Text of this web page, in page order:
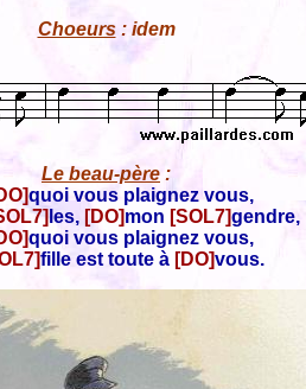
Choeurs: idem
Le beau-père :
quoi vous plaignez vous,
les, [DO]mon [SOL7]gendre,
quoi vous plaignez vous,
fille est toute à [DO]vous.